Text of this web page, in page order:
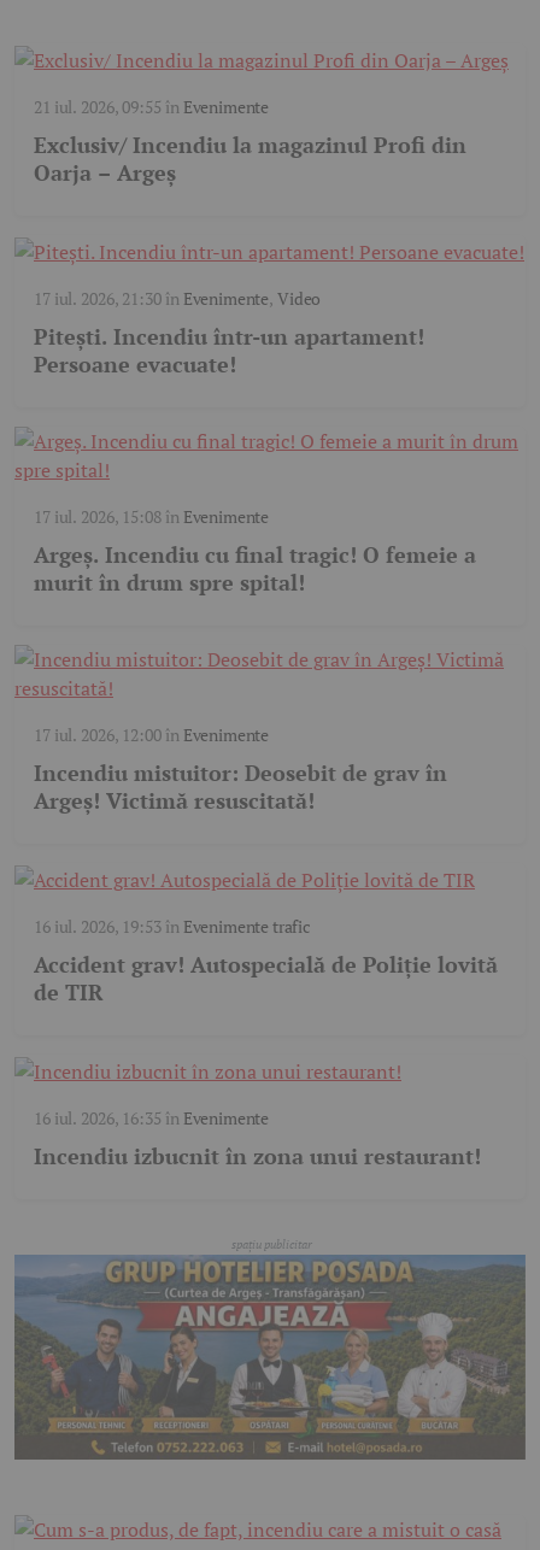
21 iul. 2026, 09:55 în Evenimente
Exclusiv/ Incendiu la magazinul Profi din
Oarja – Argeș
17 iul. 2026, 21:30în Evenimente,Video
Pitești. Incendiu într-un apartament!
Persoane evacuate!
17 iul. 2026, 15:08în Evenimente
Argeș. Incendiu cu final tragic! O femeie a
murit în drum spre spital!
17 iul. 2026, 12:00în Evenimente
Incendiu mistuitor: Deosebit de grav în
Argeș! Victimă resuscitată!
16 iul. 2026, 19:53în Evenimente trafic
Accident grav! Autospecială de Poliție lovită
de TIR
16 iul. 2026, 16:35 în Evenimente
Incendiu izbucnit în zona unui restaurant!